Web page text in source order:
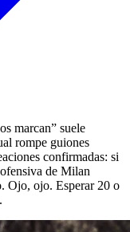
marcan” suele
rompe guiones
confirmadas: si
de Milan
Ojo, ojo. Esperar 20 o